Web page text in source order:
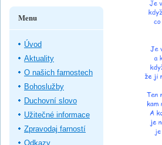
Menu
Úvod
Aktuality
O našich farnostech
Bohoslužby
Duchovní slovo
Užitečné informace
Zpravodaj farností
Odkazy